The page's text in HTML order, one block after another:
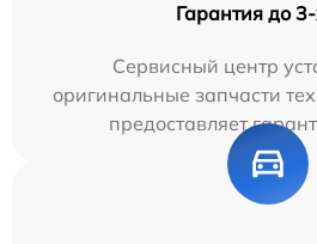
Гарантия до
Сервисный центр
оригинальные запчасти
предоставляет